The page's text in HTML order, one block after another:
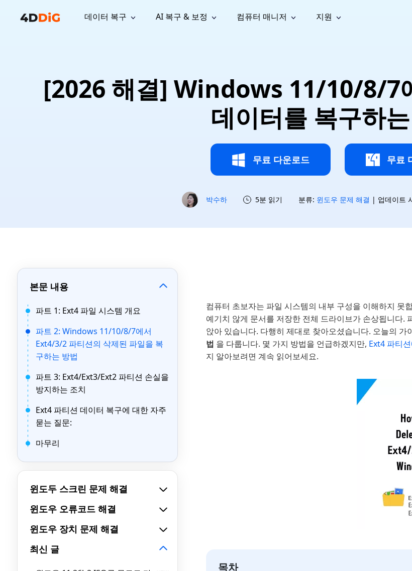
데이터 복구
프로 무료
WhatsApp 데이터 복구
WhatsApp 메시지 복구
LINE 데이터 복구
백업 없이 LINE 채팅 복구
AI 복구 & 보정
복구
구
구
오디오
복구
질 높이
기
AI
기
컴퓨터 매니저
Windows용 간편 디스크 관리
중복 파일 검색 및 삭제
브랜드 리뉴얼
Mac 최적화 및 정밀 클린
Windows DLL 오류 수정
손상된 PST/OST 파일 복구
지원
가이드, 라이선스, 문의
구독 업데이트
사용자 가이드 센터
모든 팁 & 해결 방법
[2026 해결] Windows 11/10/8/7
데이터를 복구하
무료 다운로드 무료
박수하 5분 읽기 분류: 윈도우 문제 해결 | 업데이트
본문 내용
파트 1: Ext4 파일 시스템 개요
파트 2: Windows 11/10/8/7에서
Ext4/3/2 파티션의 삭제된 파일을 복
구하는 방법
파트 3: Ext4/Ext3/Ext2 파티션 손실을
방지하는 조치
Ext4 파티션 데이터 복구에 대한 자주
묻는 질문:
마무리
윈도두 스크린 문제 해결
윈도우 오류코드 해결
윈도우 장치 문제 해결
최신 글
컴퓨터 초보자는 파일 시스템의 내부 구성을 이해하지 못
예기치 않게 문서를 저장한 전체 드라이브가 손상됩니다.
앉아 있습니다. 다행히 제대로 찾아오셨습니다. 오늘의 가
법 을 다룹니다. 몇 가지 방법을 언급하겠지만, Ext4 파티
지 알아보려면 계속 읽어보세요.
목차